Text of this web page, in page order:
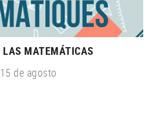
LAS MATEMÁTICAS
de agosto